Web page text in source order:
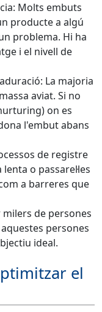
Molts embuts
producte a algú
problema. Hi ha
i el nivell de
La majoria
aviat. Si no
on es
l'embut abans
de registre
o passarel·les
a barreres que
de persones
persones
ideal.
el